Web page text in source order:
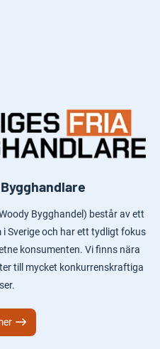
Bygghandel) består av ett
Sverige och har ett tydligt fokus
konsumenten. Vi finns nära
till mycket konkurrenskraftiga